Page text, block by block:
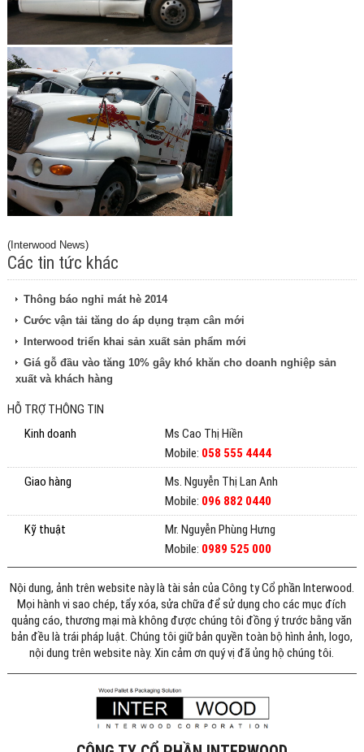
(Interwood News)
Các tin tức khác
Thông báo nghỉ mát hè 2014
Cước vận tải tăng do áp dụng trạm cân mới
Interwood triển khai sản xuất sản phẩm mới
Giá gỗ đầu vào tăng 10% gây khó khăn cho doanh nghiệp sản
xuất và khách hàng
HỖ TRỢ THÔNG TIN
Kinh doanh
Ms Cao Thị Hiền
Mobile: 058 555 4444
Giao hàng
Ms. Nguyễn Thị Lan Anh
Mobile: 096 882 0440
Kỹ thuật
Mr. Nguyễn Phùng Hưng
Mobile: 0989 525 000
Nội dung, ảnh trên website này là tài sản của Công ty Cổ phần Interwood.
Mọi hành vi sao chép, tẩy xóa, sửa chữa để sử dụng cho các mục đích
quảng cáo, thương mại mà không được chúng tôi đồng ý trước bằng văn
bản đều là trái pháp luật. Chúng tôi giữ bản quyền toàn bộ hình ảnh, logo,
nội dung trên website này. Xin cảm ơn quý vị đã ủng hộ chúng tôi.